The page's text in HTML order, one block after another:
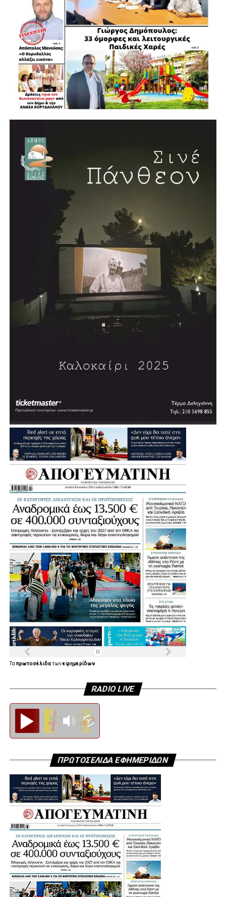
Ταπρωτοσέλιδατωνεφημερίδων
RADIO LIVE
ΠΡΩΤΟΣΕΛΙΔΑ ΕΦΗΜΕΡΙΔΩΝ